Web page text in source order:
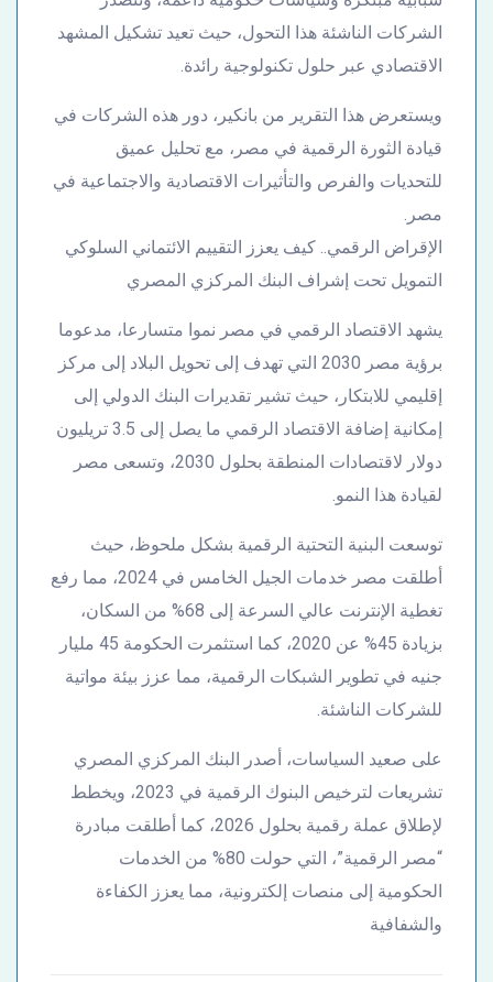
الشركات الناشئة هذا التحول، حيث تعيد تشكيل المشهد
الاقتصادي عبر حلول تكنولوجية رائدة.
ويستعرض هذا التقرير من بانكير، دور هذه الشركات في
قيادة الثورة الرقمية في مصر، مع تحليل عميق
للتحديات والفرص والتأثيرات الاقتصادية والاجتماعية في
مصر.
الإقراض الرقمي.. كيف يعزز التقييم الائتماني السلوكي
التمويل تحت إشراف البنك المركزي المصري
يشهد الاقتصاد الرقمي في مصر نموا متسارعا، مدعوما
برؤية مصر 2030 التي تهدف إلى تحويل البلاد إلى مركز
إقليمي للابتكار، حيث تشير تقديرات البنك الدولي إلى
إمكانية إضافة الاقتصاد الرقمي ما يصل إلى 3.5 تريليون
دولار لاقتصادات المنطقة بحلول 2030، وتسعى مصر
لقيادة هذا النمو.
توسعت البنية التحتية الرقمية بشكل ملحوظ، حيث
أطلقت مصر خدمات الجيل الخامس في 2024، مما رفع
تغطية الإنترنت عالي السرعة إلى 68% من السكان،
بزيادة 45% عن 2020، كما استثمرت الحكومة 45 مليار
جنيه في تطوير الشبكات الرقمية، مما عزز بيئة مواتية
للشركات الناشئة.
على صعيد السياسات، أصدر البنك المركزي المصري
تشريعات لترخيص البنوك الرقمية في 2023، ويخطط
لإطلاق عملة رقمية بحلول 2026، كما أطلقت مبادرة
“مصر الرقمية”، التي حولت 80% من الخدمات
الحكومية إلى منصات إلكترونية، مما يعزز الكفاءة
والشفافية